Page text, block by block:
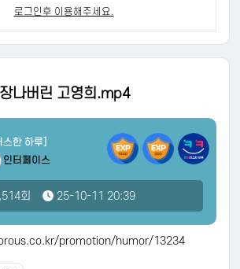
로그인후 이용해주세요.
나버린 고영희.mp4
스한 하루]
인터페이스
회 25-10-11 20:39
promotion/humor/13234